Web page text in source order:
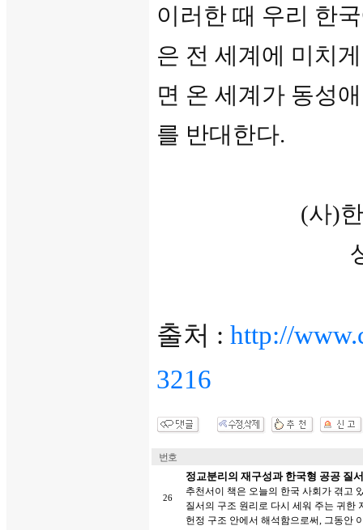
이러한 때 우리 한
은 전 세계에 미치
면 온 세계가 동성
를 반대한다.
(사)
출처 : http://
3216
번호
26
정교분리의 재구성과 한국형 공공 질
추천서이 책은 오늘의 한국 사회가 겪고
질서의 구조 원리로 다시 세워 주는 귀한
헌정 구조 안에서 해석함으로써, 그동안